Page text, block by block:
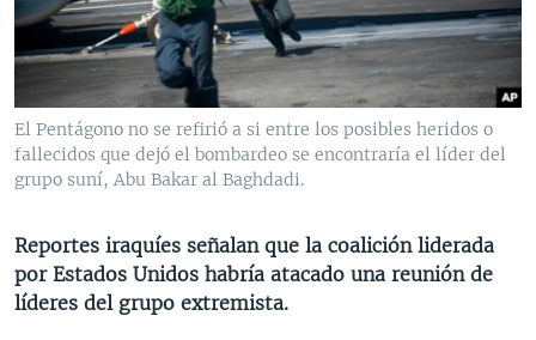
VENEZUELA
BRASIL
NICARAGUA
ECONOMÍA
ENTRETENIMIENTO Y CULTURA
TECNOLOGÍA
DEPORTES
CIENCIA Y SALUD
MULTIMEDIA
VIDEOS
FOTOGRAFÍA
AUDIOS
PROGRAMAS TV
EL MUNDO AL DÍA
FORO INTERAMERICANO
VISIÓN 360
LAS CLAVES
PANORAMA
RADIO
AVANCE INFORMATIVO
AUDIONOTICIAS
BUENOS DÍAS AMÉRICA
ESTADOS UNIDOS AL DÍA
DIRECT
DOCUMENTALES DE LA VOA
Learning English
El Pentágono no se refirió a si entre los posibles heridos o
fallecidos que dejó el bombardeo se encontraría el líder del
grupo suní, Abu Bakar al Baghdadi.
Reportes iraquíes señalan que la coalición liderada
por Estados Unidos habría atacado una reunión de
líderes del grupo extremista.